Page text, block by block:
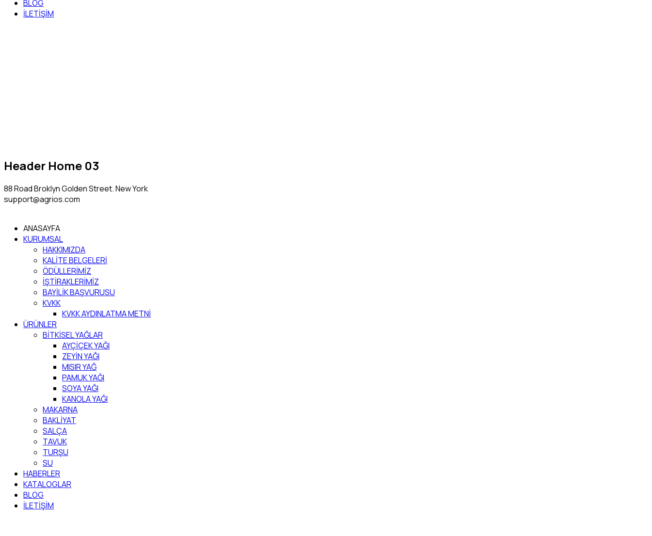
BLOG
İLETİŞİM
Header Home 03
88 Road Broklyn Golden Street. New York
support@agrios.com
ANASAYFA
KURUMSAL
HAKKIMIZDA
KALİTE BELGELERİ
ÖDÜLLERİMİZ
İŞTİRAKLERİMİZ
BAYİLİK BAŞVURUSU
KVKK
KVKK AYDINLATMA METNİ
ÜRÜNLER
BİTKİSEL YAĞLAR
AYÇİÇEK YAĞI
ZEYİN YAĞI
MISIR YAĞ
PAMUK YAĞI
SOYA YAĞI
KANOLA YAĞI
MAKARNA
BAKLİYAT
SALÇA
TAVUK
TURŞU
SU
HABERLER
KATALOGLAR
BLOG
İLETİŞİM